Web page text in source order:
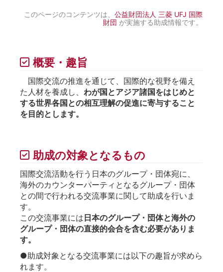
このページのコンテンツは、公益財団法人 三菱 UFJ 国際
財団 が実施する助成情報です。
概要・趣旨
国際交流の推進を通じて、国際的な視野を備え
た人材を養成し、 わが国とアジア諸国をはじめと
する世界各国との相互理解の促進に寄与すること
を目的とします。
助成の対象となるもの
国際交流活動を行う日本のグループ・団体宛に、
海外のカウンターパーティとなるグループ・団体
との間で行われる交流事業に関して助成を行いま
す。
この交流事業には日本のグループ・団体と海外の
グループ・団体の直接的会合を含む必要がありま
す。
●助成対象となる交流事業には以下の趣旨が求めら
れます。